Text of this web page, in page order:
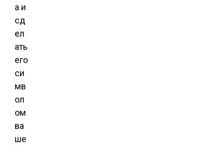
а и
сд
ел
ать
его
си
мв
ол
ом
ва
ше